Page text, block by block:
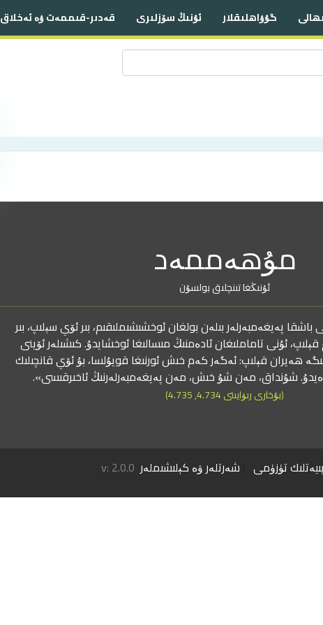
گۇۋاھلىقلار ئۇنىڭ سۆزلىرى قەدىر-قىممەت ۋە ئەخلاق
مۇھەممەد
ئۇنىڭغا تىنچلىق بولسۇن
باشقا پەيغەمبەرلەر بىلەن بولغان ئوخشىشىملىقىم، بىر ئۆي سېلىپ، بىر
ئۇنى تاماملىغان ئادەمنىڭ مىسالىغا ئوخشايدۇ. كىشىلەر ئۆينى
ھەيران قېلىپ: ئەگەر كەم خىش ئورنىغا قويۇلسا، بۇ ئۆي قانچىلىك
شۇنداق، مەن شۇ خىش، مەن پەيغەمبەرلەرنىڭ ئاخىرقىسى».
(بۇخارى رىۋايىتى 4.734, 4.735)
تۈزۈمى شەرتلەر ۋە كېلىشىملەر v: 2.0.0